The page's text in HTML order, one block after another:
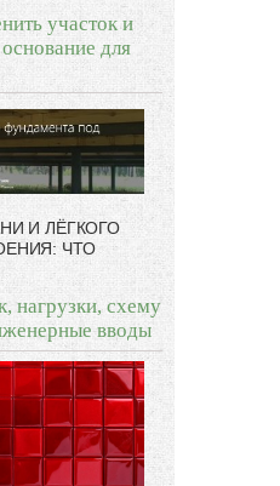
участок и
для
И ЛЁГКОГО
ЧТО
нагрузки, схему
вводы